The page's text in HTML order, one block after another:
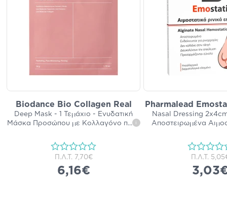
Biodance Bio Collagen Real
Deep Mask - 1 Τεμάχιο - Ενυδατική
Μάσκα Προσώπου με Κολλαγόνο π... i
Π.Λ.Τ. 7,70€
6,16€
Pharmalead
Nasal Dressing
Αποστειρωμένα
Π.Λ.Τ.